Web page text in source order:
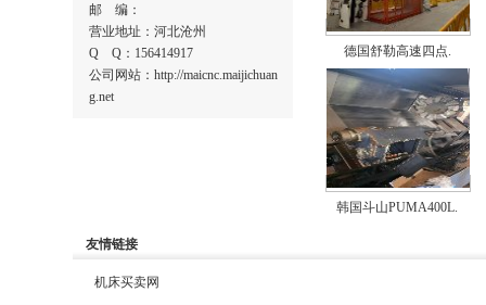
邮 编：
营业地址：河北沧州
Q Q：156414917
公司网站：http://maicnc.maijichuan
g.net
德国舒勒高速四点.
韩国斗山PUMA400L.
友情链接
机床买卖网